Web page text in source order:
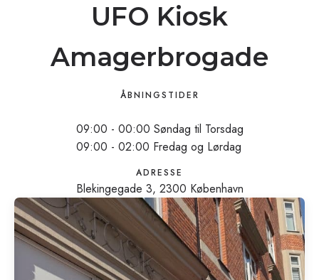
UFO Kiosk
Amagerbrogade
ÅBNINGSTIDER
09:00 - 00:00 Søndag til Torsdag
09:00 - 02:00 Fredag og Lørdag
ADRESSE
Blekingegade 3, 2300 København